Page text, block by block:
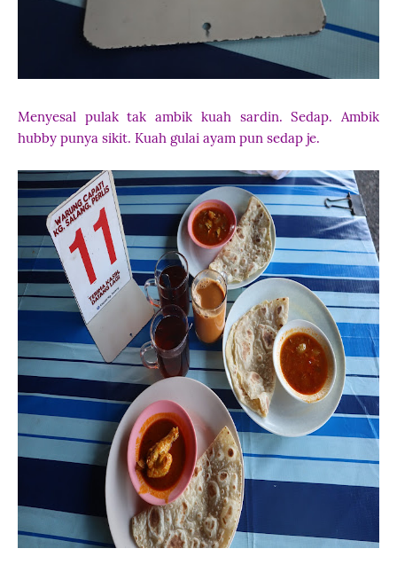
Menyesal pulak tak ambik kuah sardin. Sedap. Ambik
hubby punya sikit. Kuah gulai ayam pun sedap je.